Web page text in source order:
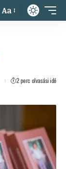
Aa
2 perc olvasási idő